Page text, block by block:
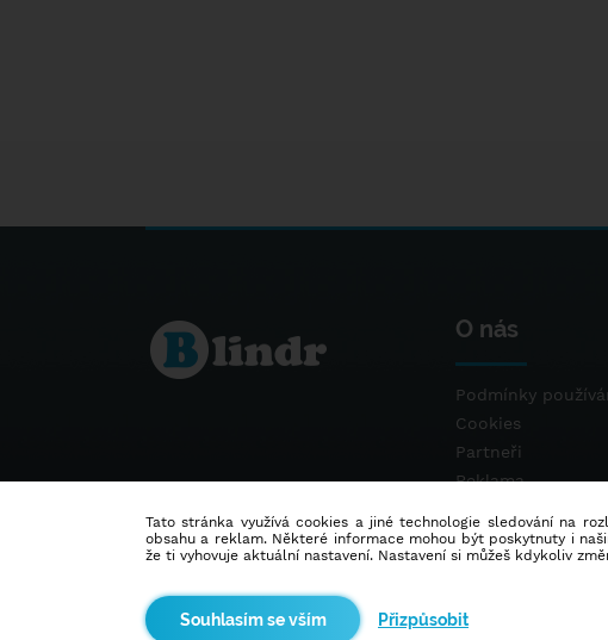
O nás
Podmínky
Cookies
Partneři
Reklama
Tato stránka využívá cookies a jiné technologie sledování na
obsahu a reklam. Některé informace mohou být poskytnuty i
že ti vyhovuje aktuální nastavení. Nastavení si můžeš kdykoliv
Přizpůsobit